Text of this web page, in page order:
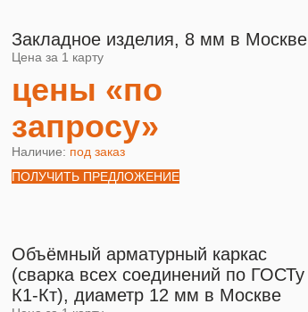
Закладное изделия, 8 мм в Москве
Цена за 1 карту
цены «по
запросу»
Наличие: под заказ
ПОЛУЧИТЬ ПРЕДЛОЖЕНИЕ
Объёмный арматурный каркас
(сварка всех соединений по ГОСТу
К1-Кт), диаметр 12 мм в Москве